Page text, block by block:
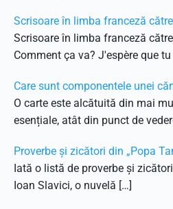
Scrisoare în limba franceză
Scrisoare în limba franceză
Comment ça va? J'espère que
Care sunt componentele unei
O carte este alcătuită din mai
esențiale, atât din punct de
Proverbe și zicători din „Popa
Iată o listă de proverbe și
Ioan Slavici, o nuvelă […]